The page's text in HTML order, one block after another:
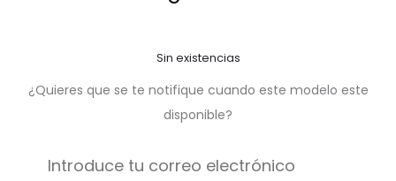
Sin existencias
¿Quieres que se te notifique cuando este modelo este
disponible?